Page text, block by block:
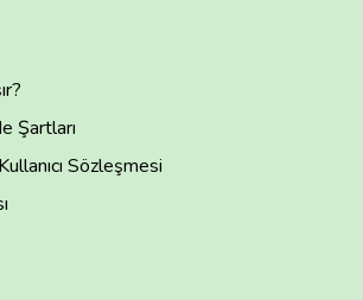
Şartları
Sözleşmesi